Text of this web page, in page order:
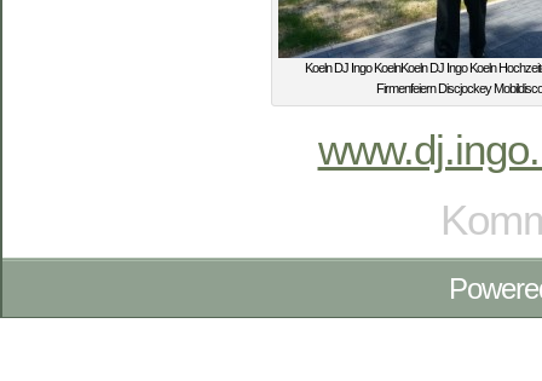
Koeln DJ Ingo KoelnKoeln DJ Ingo Koeln
Firmenfeiern Discjockey Mobildisco